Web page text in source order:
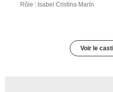
Rôle : Isabel Cristina Marín
Voir le